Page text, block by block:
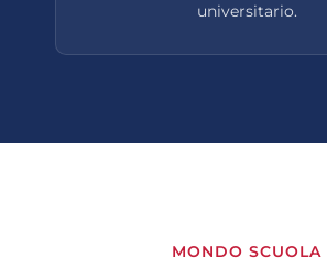
universitario.
MONDO SCUOLA